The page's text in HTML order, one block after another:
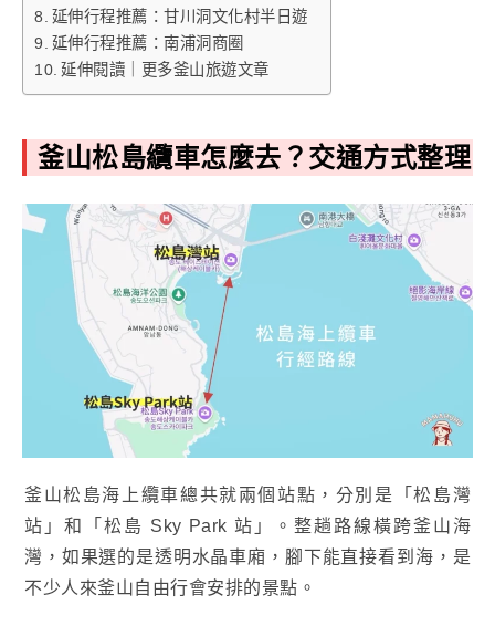
延伸行程推薦：甘川洞文化村半日遊
延伸行程推薦：南浦洞商圈
延伸閱讀｜更多釜山旅遊文章
釜山松島纜車怎麼去？交通方式整理
釜山松島海上纜車總共就兩個站點，分別是「松島灣
站」和「松島 Sky Park 站」。整趟路線橫跨釜山海
灣，如果選的是透明水晶車廂，腳下能直接看到海，是
不少人來釜山自由行會安排的景點。